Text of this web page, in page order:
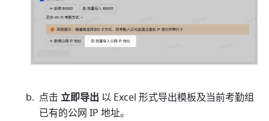
点击 立即导出 以 Excel 形式导出模板及当前考勤组
已有的公网 IP 地址。